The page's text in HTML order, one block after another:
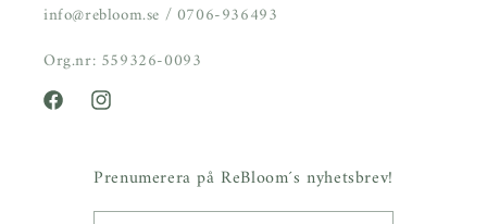
info@rebloom.se / 0706-936493
Org.nr: 559326-0093
FacebookInstagram
Prenumerera på ReBloom´s nyhetsbrev!